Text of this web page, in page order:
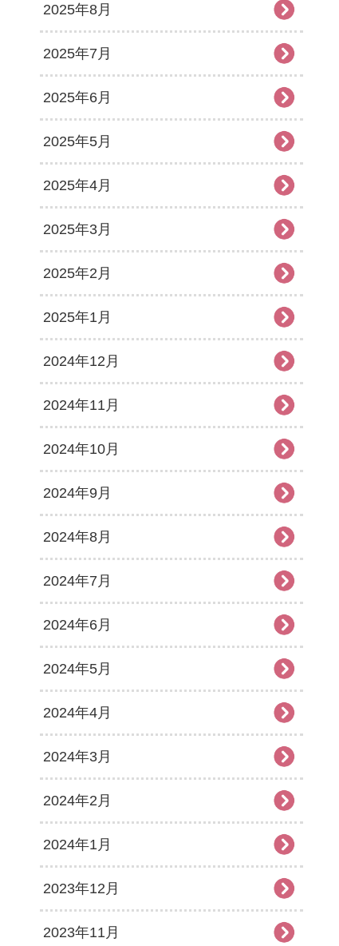
2025年8月
2025年7月
2025年6月
2025年5月
2025年4月
2025年3月
2025年2月
2025年1月
2024年12月
2024年11月
2024年10月
2024年9月
2024年8月
2024年7月
2024年6月
2024年5月
2024年4月
2024年3月
2024年2月
2024年1月
2023年12月
2023年11月